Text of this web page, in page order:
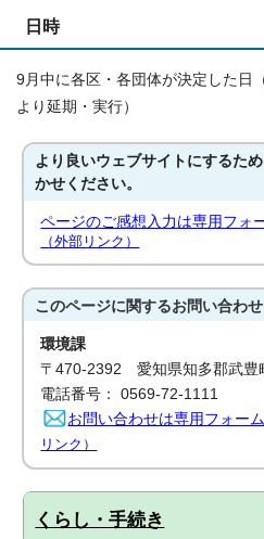
日時
9月中に各区・各団体が決定した日
より延期・実行）
より良いウェブサイトにするた
かせください。
ページのご感想入力は専用フォ
（外部リンク）
このページに関するお問い合わせ
環境課
〒470-2392 愛知県知多郡武豊
電話番号： 0569-72-1111
お問い合わせは専用フォー
リンク）
くらし・手続き